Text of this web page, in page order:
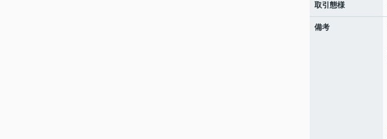
取引態様
備考